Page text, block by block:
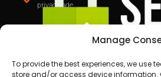
Manage
To provide the best experiences, we use
store and/or access device information.
privacidade